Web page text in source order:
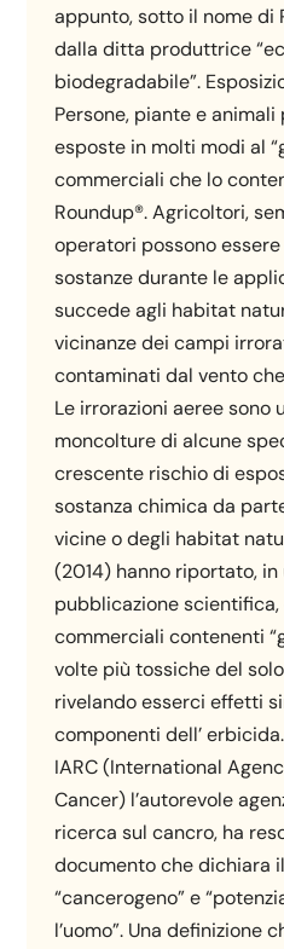
appunto, sotto il nome di
dalla ditta produttrice
biodegradabile”.
Persone, piante e animali
esposte in molti modi al
commerciali che lo
Roundup®. Agricoltori,
operatori possono
sostanze durante le
succede agli habitat
vicinanze dei campi
contaminati dal vento
Le irrorazioni aeree sono
moncolture di alcune
crescente rischio di
sostanza chimica da
vicine o degli habitat
(2014) hanno riportato,
pubblicazione
commerciali contenenti
volte più tossiche del
rivelando esserci effetti
componenti dell’
IARC (International
Cancer) l’autorevole
ricerca sul cancro, ha
documento che dichiara
“cancerogeno” e
l’uomo”. Una definizione